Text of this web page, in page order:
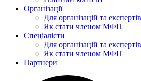
Організації
Для організацій та експертів
Як стати членом МФП
Спеціалісти
Для організацій та експертів
Як стати членом МФП
Партнери